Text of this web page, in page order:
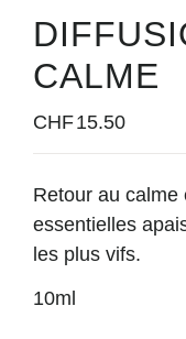
CALME
CHF15.50
Retour au calme
essentielles
les plus vifs.
10ml